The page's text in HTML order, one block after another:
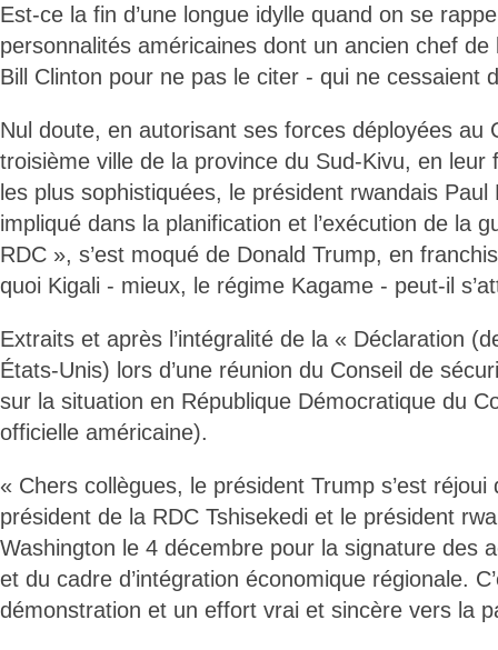
Est-ce la fin d’une longue idylle quand on se
personnalités américaines dont un ancien chef de
Bill Clinton pour ne pas le citer - qui ne cessaient
Nul doute, en autorisant ses forces déployées au
troisième ville de la province du Sud-Kivu, en leur
les plus sophistiquées, le président rwandais
impliqué dans la planification et l’exécution de la
RDC », s’est moqué de Donald Trump, en
quoi Kigali - mieux, le régime Kagame - peut-il
Extraits et après l’intégralité de la « Déclaration
États-Unis) lors d’une réunion du Conseil de
sur la situation en République Démocratique du
officielle américaine).
« Chers collègues, le président Trump s’est réjoui
président de la RDC Tshisekedi et le président
Washington le 4 décembre pour la signature des
et du cadre d’intégration économique régionale.
démonstration et un effort vrai et sincère vers la